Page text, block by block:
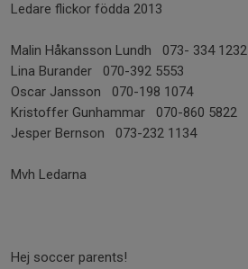
Ledare flickor födda 2013
Malin Håkansson Lundh 073- 334 1232
Lina Burander 070-392 5553
Oscar Jansson 070-198 1074
Kristoffer Gunhammar 070-860 5822
Jesper Bernson 073-232 1134
Mvh Ledarna
Hej soccer parents!